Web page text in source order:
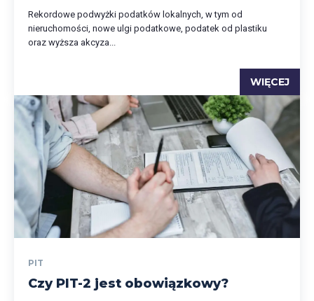
Rekordowe podwyżki podatków lokalnych, w tym od
nieruchomości, nowe ulgi podatkowe, podatek od plastiku
oraz wyższa akcyza...
WIĘCEJ
PIT
Czy PIT-2 jest obowiązkowy?